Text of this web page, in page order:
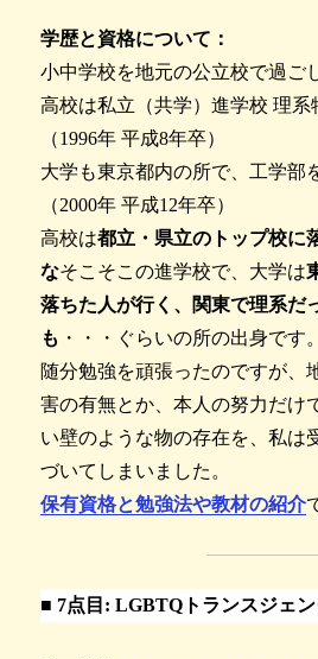
学歴と資格について：
小中学校を地元の公立校で過ご
高校は私立（共学）進学校 理系
（1996年 平成8年卒）
大学も東京都内の所で、工学部
（2000年 平成12年卒）
高校は都立・県立のトップ校に
なそこそこの進学校で、大学は
落ちた人が行く、関東で理系だ
も ・・・ぐらいの所の出身です。
随分勉強を頑張ったのですが、
害の有無とか、本人の努力だけ
い壁のような物の存在を、私は
づいてしまいました。
保有資格と勉強法や教材の紹介
■ 7点目: LGBTQトランスジェ